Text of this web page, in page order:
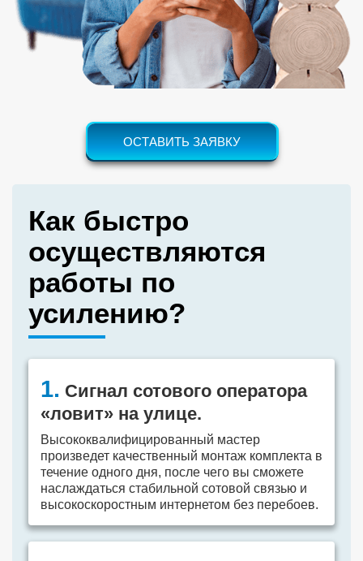
ОСТАВИТЬ ЗАЯВКУ
Как быстро
осуществляются
работы по
усилению?
1. Сигнал сотового оператора
«ловит» на улице.
Высококвалифицированный мастер
произведет качественный монтаж комплекта в
течение одного дня, после чего вы сможете
наслаждаться стабильной сотовой связью и
высокоскоростным интернетом без перебоев.